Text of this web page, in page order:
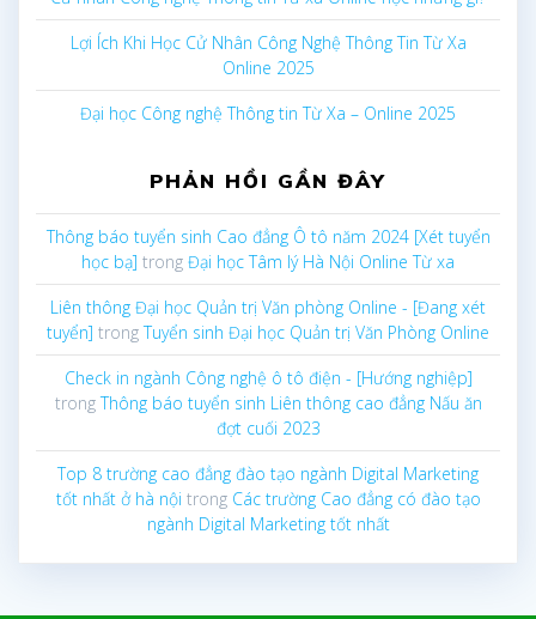
Lợi Ích Khi Học Cử Nhân Công Nghệ Thông Tin Từ Xa
Online 2025
Đại học Công nghệ Thông tin Từ Xa – Online 2025
PHẢN HỒI GẦN ĐÂY
Thông báo tuyển sinh Cao đẳng Ô tô năm 2024 [Xét tuyển
học bạ] trong Đại học Tâm lý Hà Nội Online Từ xa
Liên thông Đại học Quản trị Văn phòng Online - [Đang xét
tuyển] trongTuyển sinh Đại học Quản trị Văn Phòng Online
Check in ngành Công nghệ ô tô điện - [Hướng nghiệp]
trongThông báo tuyển sinh Liên thông cao đẳng Nấu ăn
đợt cuối 2023
Top 8 trường cao đẳng đào tạo ngành Digital Marketing
tốt nhất ở hà nội trong Các trường Cao đẳng có đào tạo
ngành Digital Marketing tốt nhất